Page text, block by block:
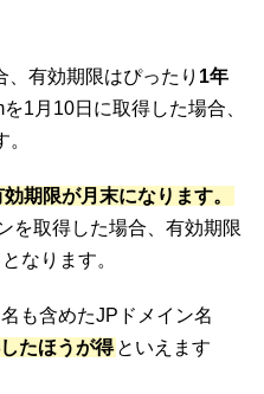
有効期限はぴったり 1年
1月10日に取得した場合、
期限が月末になります。
を取得した場合、有効期限
なります。
も含めたJPドメイン名
たほうが得 といえます